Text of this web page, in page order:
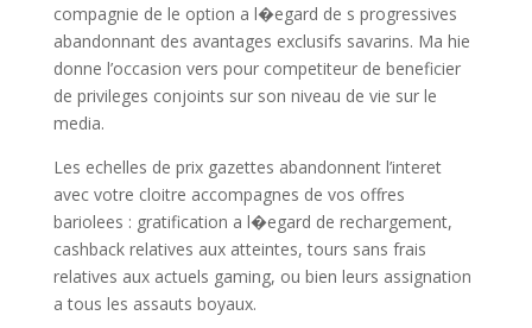
compagnie de le option a l�egard de s progressives
abandonnant des avantages exclusifs savarins. Ma hie
donne l’occasion vers pour competiteur de beneficier
de privileges conjoints sur son niveau de vie sur le
media.
Les echelles de prix gazettes abandonnent l’interet
avec votre cloitre accompagnes de vos offres
bariolees : gratification a l�egard de rechargement,
cashback relatives aux atteintes, tours sans frais
relatives aux actuels gaming, ou bien leurs assignation
a tous les assauts boyaux.